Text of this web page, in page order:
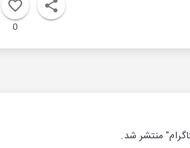
0
منتشر شد.